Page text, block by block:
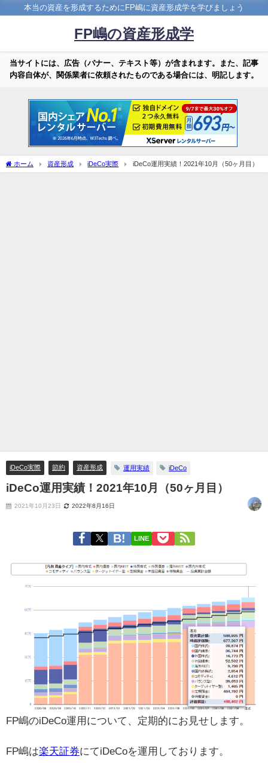
本当の資産を形成するためにFP嶋に資産形成学を学びましょう
FP嶋の資産形成学
当サイトには、広告（バナー、テキスト等）が含まれます。また、記事
内容自体が、関係業者に依頼されたものである場合には、明記します。
ホーム 資産形成 iDeCo実際 iDeCo運用実績！2021年10月（50ヶ月目）
iDeCo実際 節約 資産形成 運用実績 iDeCo
iDeCo運用実績！2021年10月（50ヶ月目）
2021年10月23日 2022年8月16日
LINE
FP嶋のiDeCo運用について、定期的にお見せします。
FP嶋は楽天証券にてiDeCoを運用しております。